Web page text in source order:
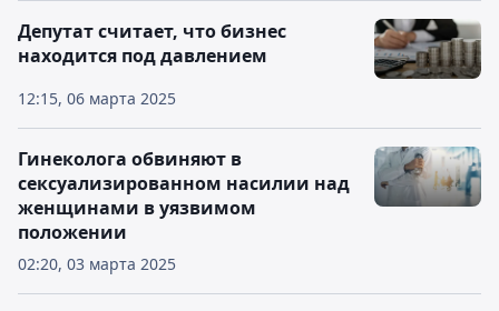
12:15, 06 марта 2025
Депутат считает, что бизнес
находится под давлением
02:20, 03 марта 2025
Гинеколога обвиняют в
сексуализированном насилии над
женщинами в уязвимом
положении